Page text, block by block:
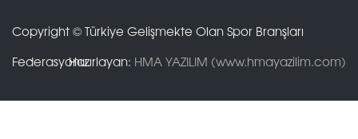
Copyright © Türkiye Gelişmekte Olan Spor Branşları
Federasyonu.Hazırlayan: HMA YAZILIM (www.hmayazilim.com)